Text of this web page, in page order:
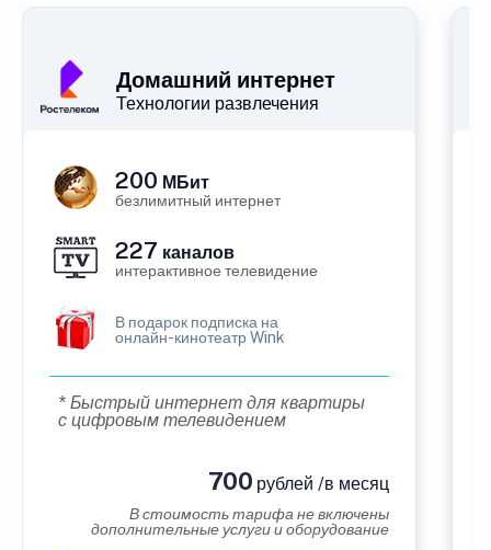
Домашний интернет
Технологии развлечения
200 МБит
безлимитный интернет
227 каналов
интерактивное телевидение
В подарок подписка на
онлайн-кинотеатр Wink
* Быстрый интернет для квартиры
с цифровым телевидением
700 рублей /в месяц
В стоимость тарифа не включены
дополнительные услуги и оборудование